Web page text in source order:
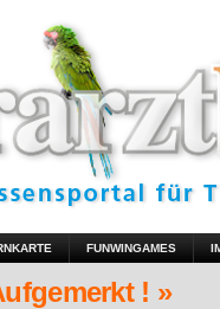
FUNWINGAMES
! »